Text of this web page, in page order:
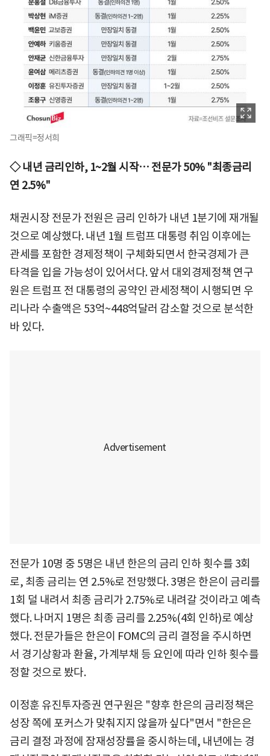
그래픽=정서희
◇ 내년 금리인하, 1~2월 시작… 전문가 50% "최종금리
연 2.5%"
채권시장 전문가 전원은 금리 인하가 내년 1분기에 재개될
것으로 예상했다. 내년 1월 트럼프 대통령 취임 이후에는
관세를 포함한 경제정책이 구체화되면서 한국경제가 큰
타격을 입을 가능성이 있어서다. 앞서 대외경제정책 연구
원은 트럼프 전 대통령의 공약인 관세정책이 시행되면 우
리나라 수출액은 53억~448억달러 감소할 것으로 분석한
바 있다.
전문가 10명 중 5명은 내년 한은의 금리 인하 횟수를 3회
로, 최종 금리는 연 2.5%로 전망했다. 3명은 한은이 금리를
1회 덜 내려서 최종 금리가 2.75%로 내려갈 것이라고 예측
했다. 나머지 1명은 최종 금리를 2.25%(4회 인하)로 예상
했다. 전문가들은 한은이 FOMC의 금리 결정을 주시하면
서 경기상황과 환율, 가계부채 등 요인에 따라 인하 횟수를
정할 것으로 봤다.
이정훈 유진투자증권 연구원은 "향후 한은의 금리정책은
성장 쪽에 포커스가 맞춰지지 않을까 싶다"면서 "한은은
금리 결정 과정에 잠재성장률을 중시하는데, 내년에는 경